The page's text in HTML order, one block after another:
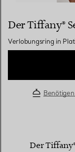
Der Tiffany®
Verlobungsring in
Der